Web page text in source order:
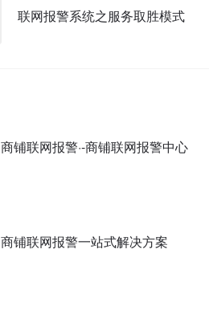
联网报警系统之服务取胜模式
商铺联网报警·-商铺联网报警中心
商铺联网报警一站式解决方案